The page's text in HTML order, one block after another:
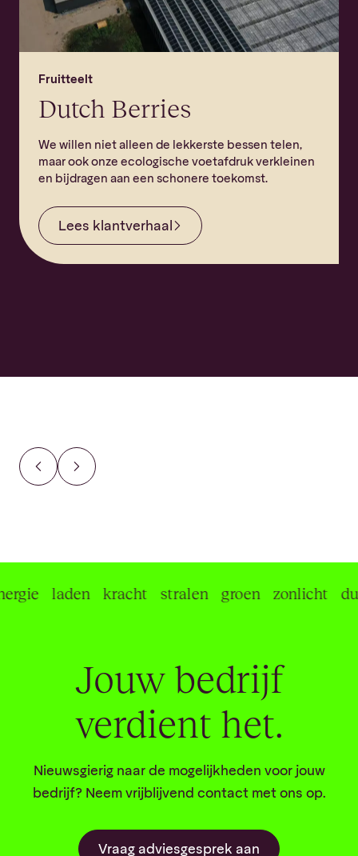
Fruitteelt
Dutch Berries
We willen niet alleen de lekkerste bessen telen,
maar ook onze ecologische voetafdruk verkleinen
en bijdragen aan een schonere toekomst.
Lees klantverhaal
laden kracht stralen groen zonlicht
Jouw bedrijf
verdient het.
Nieuwsgierig naar de mogelijkheden voor jouw
bedrijf? Neem vrijblijvend contact met ons op.
Vraag adviesgesprek aan